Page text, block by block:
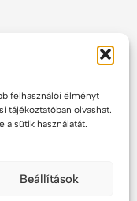
felhasználói élményt
tájékoztatóban olvashat.
a sütik használatát.
Beállítások